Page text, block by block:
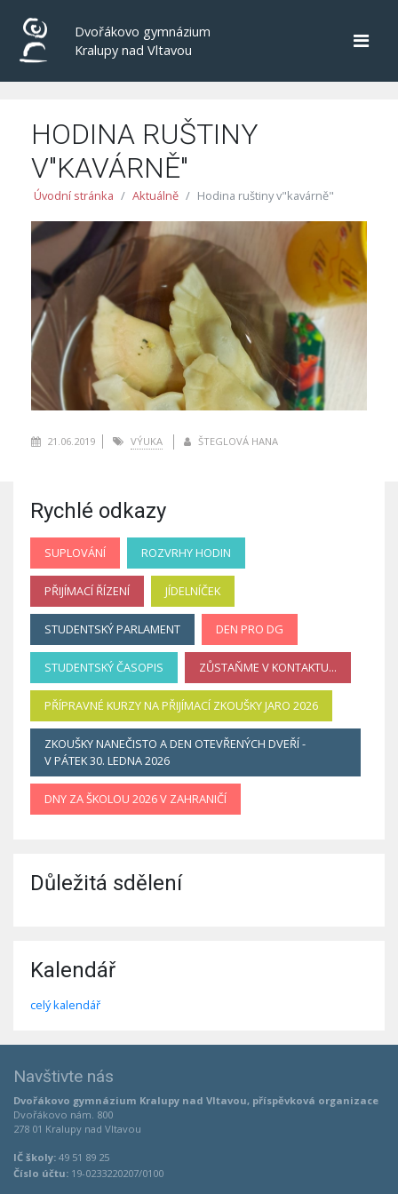
Dvořákovo gymnázium
Kralupy nad Vltavou
HODINA RUŠTINY
V"KAVÁRNĚ"
Úvodní stránka Aktuálně Hodina ruštiny v"kavárně"
21.06.2019 VÝUKA ŠTEGLOVÁ HANA
Rychlé odkazy
SUPLOVÁNÍ ROZVRHY HODIN
PŘIJÍMACÍ ŘÍZENÍ JÍDELNÍČEK
STUDENTSKÝ PARLAMENT DEN PRO DG
STUDENTSKÝ ČASOPIS ZŮSTAŇME V KONTAKTU...
PŘÍPRAVNÉ KURZY NA PŘIJÍMACÍ ZKOUŠKY JARO 2026
ZKOUŠKY NANEČISTO A DEN OTEVŘENÝCH DVEŘÍ -
V PÁTEK 30. LEDNA 2026
DNY ZA ŠKOLOU 2026 V ZAHRANIČÍ
Důležitá sdělení
Kalendář
celý kalendář
Navštivte nás
Dvořákovo gymnázium Kralupy nad Vltavou, příspěvková organizace
Dvořákovo nám. 800
278 01 Kralupy nad Vltavou
IČ školy: 49 51 89 25
Číslo účtu: 19-0233220207/0100